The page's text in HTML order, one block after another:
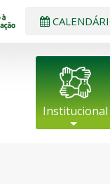
Institucional